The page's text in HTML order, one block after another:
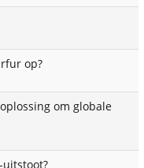
op?
om globale